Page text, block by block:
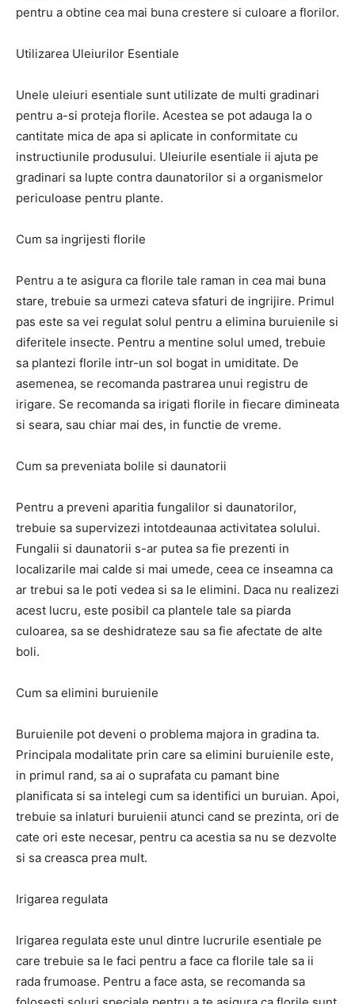
pentru a obtine cea mai buna crestere si culoare a florilor.
Utilizarea Uleiurilor Esentiale
Unele uleiuri esentiale sunt utilizate de multi gradinari
pentru a-si proteja florile. Acestea se pot adauga la o
cantitate mica de apa si aplicate in conformitate cu
instructiunile produsului. Uleiurile esentiale ii ajuta pe
gradinari sa lupte contra daunatorilor si a organismelor
periculoase pentru plante.
Cum sa ingrijesti florile
Pentru a te asigura ca florile tale raman in cea mai buna
stare, trebuie sa urmezi cateva sfaturi de ingrijire. Primul
pas este sa vei regulat solul pentru a elimina buruienile si
diferitele insecte. Pentru a mentine solul umed, trebuie
sa plantezi florile intr-un sol bogat in umiditate. De
asemenea, se recomanda pastrarea unui registru de
irigare. Se recomanda sa irigati florile in fiecare dimineata
si seara, sau chiar mai des, in functie de vreme.
Cum sa preveniata bolile si daunatorii
Pentru a preveni aparitia fungalilor si daunatorilor,
trebuie sa supervizezi intotdeaunaa activitatea solului.
Fungalii si daunatorii s-ar putea sa fie prezenti in
localizarile mai calde si mai umede, ceea ce inseamna ca
ar trebui sa le poti vedea si sa le elimini. Daca nu realizezi
acest lucru, este posibil ca plantele tale sa piarda
culoarea, sa se deshidrateze sau sa fie afectate de alte
boli.
Cum sa elimini buruienile
Buruienile pot deveni o problema majora in gradina ta.
Principala modalitate prin care sa elimini buruienile este,
in primul rand, sa ai o suprafata cu pamant bine
planificata si sa intelegi cum sa identifici un buruian. Apoi,
trebuie sa inlaturi buruienii atunci cand se prezinta, ori de
cate ori este necesar, pentru ca acestia sa nu se dezvolte
si sa creasca prea mult.
Irigarea regulata
Irigarea regulata este unul dintre lucrurile esentiale pe
care trebuie sa le faci pentru a face ca florile tale sa ii
rada frumoase. Pentru a face asta, se recomanda sa